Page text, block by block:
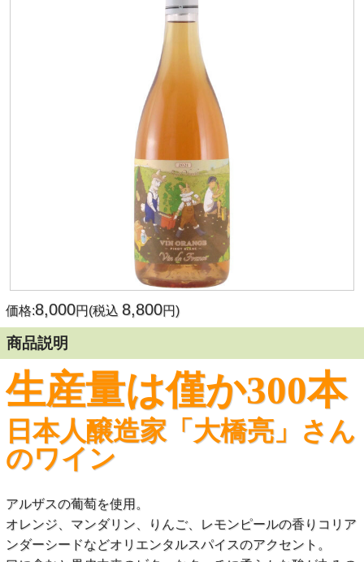
価格:8,000円(税込 8,800円)
商品説明
生産量は僅か300本
日本人醸造家「大橋亮」さん
のワイン
アルザスの葡萄を使用。
オレンジ、マンダリン、りんご、レモンピールの香りコリア
ンダーシードなどオリエンタルスパイスのアクセント。